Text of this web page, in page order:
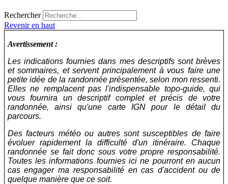
Rechercher
Revenir en haut
Avertissement :
Les indications fournies dans mes descriptifs sont brèves
et sommaires, et servent principalement à vous faire une
petite idée de la randonnée présentée, selon mon ressenti.
Elles ne remplacent pas l'indispensable topo-guide, qui
vous fournira un descriptif complet et précis de votre
randonnée, ainsi qu'une carte IGN pour le détail du
parcours.
Des facteurs météo ou autres sont susceptibles de faire
évoluer rapidement la difficulté d'un itinéraire. Chaque
randonnée se fait donc sous votre propre responsabilité.
Toutes les informations fournies ici ne pourront en aucun
cas engager ma responsabilité en cas d'accident ou de
quelque manière que ce soit.